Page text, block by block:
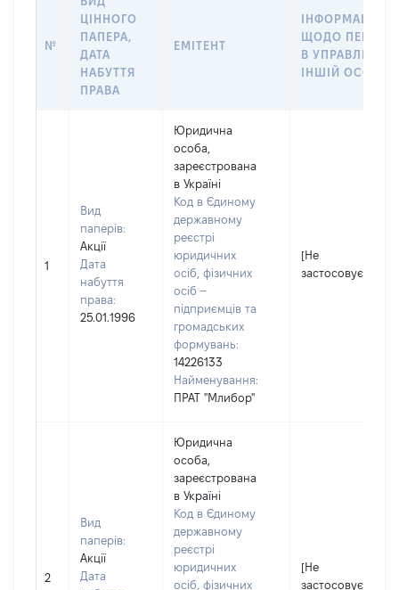
№
ЦІННОГО
ПАПЕРА,
ДАТА
НАБУТТЯ
ПРАВА
ЕМІТЕНТ
ІНФОРМАЦІЯ
ЩОДО
В УПРАВЛІННЯ
ІНШІЙ ОСОБІ
1
Вид
паперів:
Акції
Дата
набуття
права:
25.01.1996
Юридична
особа,
зареєстрована
в Україні
Код в Єдиному
державному
реєстрі
юридичних
осіб, фізичних
осіб –
підприємців та
громадських
формувань:
14226133
Найменування:
ПРАТ "Млибор"
[Не
застосовується]
2
Вид
паперів:
Акції
Дата
Юридична
особа,
зареєстрована
в Україні
Код в Єдиному
державному
реєстрі
юридичних
осіб, фізичних
[Не
застосовується]